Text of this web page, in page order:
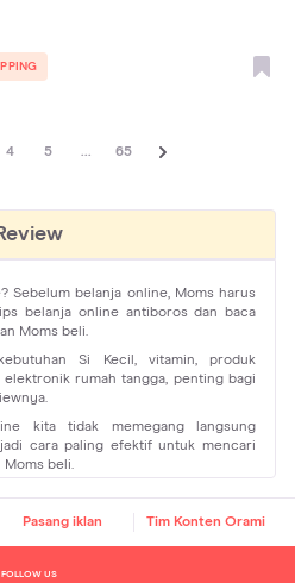
4 5 ... 65
Sebelum belanja online, Moms harus
belanja online antiboros dan baca
Moms beli.
Si Kecil, vitamin, produk
rumah tangga, penting bagi
kita tidak memegang langsung
cara paling efektif untuk mencari
Moms beli.
ini.
mengikuti kita, jangan ragu untuk
Pasang iklan Tim Konten Orami
FOLLOW US